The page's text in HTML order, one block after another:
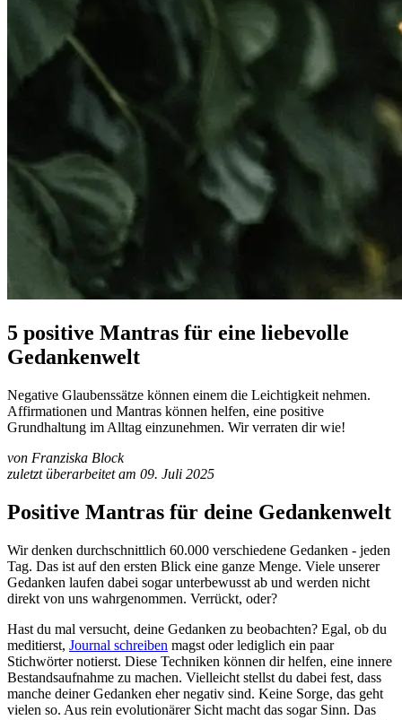
5 positive Mantras für eine liebevolle
Gedankenwelt
Negative Glaubenssätze können einem die Leichtigkeit nehmen.
Affirmationen und Mantras können helfen, eine positive
Grundhaltung im Alltag einzunehmen. Wir verraten dir wie!
von Franziska Block
zuletzt überarbeitet am 09. Juli 2025
Positive Mantras für deine Gedankenwelt
Wir denken durchschnittlich 60.000 verschiedene Gedanken - jeden
Tag. Das ist auf den ersten Blick eine ganze Menge. Viele unserer
Gedanken laufen dabei sogar unterbewusst ab und werden nicht
direkt von uns wahrgenommen. Verrückt, oder?
Hast du mal versucht, deine Gedanken zu beobachten? Egal, ob du
meditierst, Journal schreiben magst oder lediglich ein paar
Stichwörter notierst. Diese Techniken können dir helfen, eine innere
Bestandsaufnahme zu machen. Vielleicht stellst du dabei fest, dass
manche deiner Gedanken eher negativ sind. Keine Sorge, das geht
vielen so. Aus rein evolutionärer Sicht macht das sogar Sinn. Das